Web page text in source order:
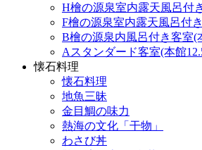
H檜の源泉室内露天風呂付
F檜の源泉室内露天風呂付
B檜の源泉内風呂付き客室(
Aスタンダード客室(本館
懐石料理
懐石料理
地魚三昧
金目鯛の味力
熱海の文化「干物」
わさび丼